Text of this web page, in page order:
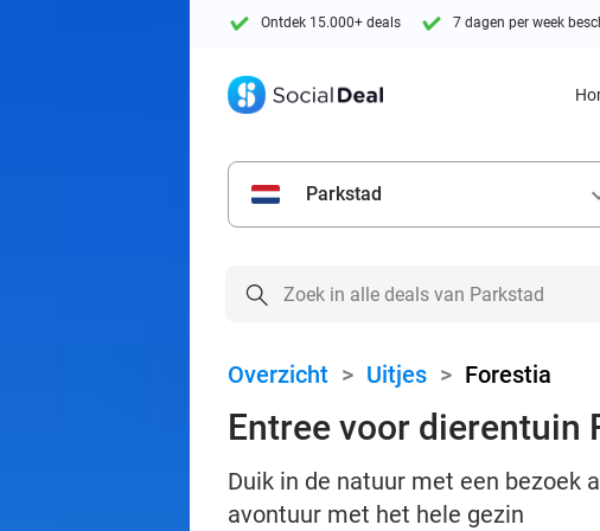
Ontdek 15.000+ deals 7 dagen per week
Parkstad
Overzicht > Uitjes > Forestia
Entree voor dierentuin
Duik in de natuur met een bezoek
avontuur met het hele gezin